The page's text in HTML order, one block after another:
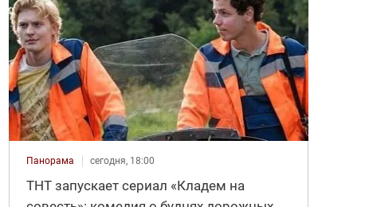
Панорама сегодня, 18:00
ТНТ запускает сериал «Кладем на